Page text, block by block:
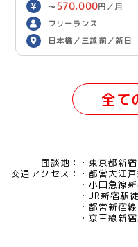
〜 570,000円／月
フリーランス
日本橋／三越前／新日
本橋（リモート併用）
全て
面談地：
東京都新
交通アクセス：
都営大江
小田急線
JR新宿駅
都営新宿
京王線新